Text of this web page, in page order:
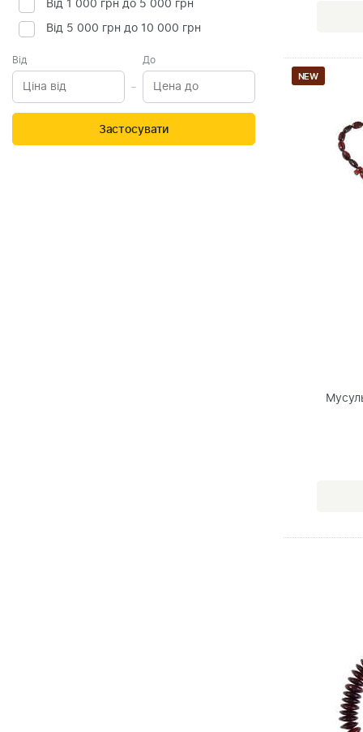
Від 1 000 грн до 5 000 грн
Від 5 000 грн до 10 000 грн
Від До
Застосувати
NEW